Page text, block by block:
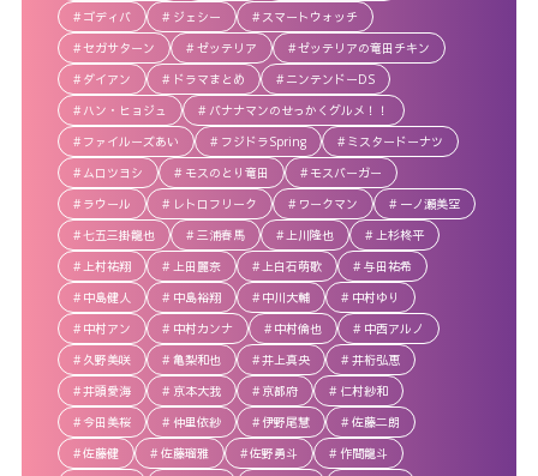
ゴディバ
ジェシー
スマートウォッチ
セガサターン
ゼッテリア
ゼッテリアの竜田チキン
ダイアン
ドラマまとめ
ニンテンドーDS
ハン・ヒョジュ
バナナマンのせっかくグルメ！！
ファイルーズあい
フジドラSpring
ミスタードーナツ
ムロツヨシ
モスのとり竜田
モスバーガー
ラウール
レトロフリーク ワークマン
一ノ瀬美空
七五三掛龍也
三浦春馬 上川隆也
上杉柊平
上村祐翔
上田麗奈 上白石萌歌
与田祐希
中島健人
中島裕翔 中川大輔
中村ゆり
中村アン
中村カンナ 中村倫也
中西アルノ
久野美咲
亀梨和也 井上真央
井桁弘恵
井頭愛海
京本大我 京都府
仁村紗和
今田美桜
仲里依紗 伊野尾慧
佐藤二朗
佐藤健
佐藤瑠雅 佐野勇斗 作間龍斗